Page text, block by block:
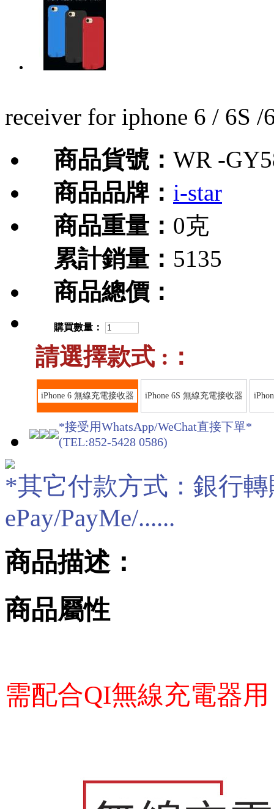
receiver for iphone 6 / 6S
商品貨號： WR -
商品品牌： i-star
商品重量： 0克
累計銷量： 5135
商品總價：
購買數量：
請選擇款式 :：
iPhone 6 無線充電接收器 iPhone 6S 無線充電接收器
*接受用WhatsApp/WeChat直接下單*
(TEL:852-5428 0586)
*其它付款方式：銀行轉
ePay/PayMe/......
商品描述：
商品屬性
需配合QI無線充電器用